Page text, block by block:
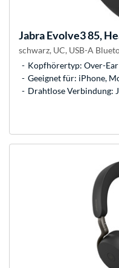
JabraEvolve3 85,
schwarz, UC, USB-A
Kopfhörertyp: Over-
Geeignet für: iPhone,
Drahtlose Verbindung: